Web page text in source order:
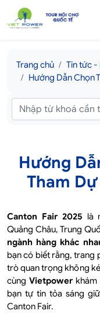
Trang chủ
Tin tức -
Hướng Dẫn Chọn
Hướng
Tham
Canton Fair 2025 là
Quảng Châu, Trung
ngành hàng khác
bạn có biết rằng, trang
trò quan trọng không
cùngVietpower
bạn tự tin tỏa sáng
Canton Fair.